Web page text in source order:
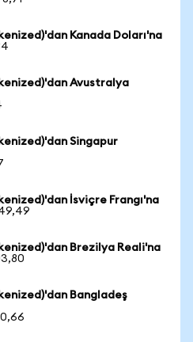
Kanada Doları'na
Avustralya
Singapur
İsviçre Frangı'na
Brezilya Reali'na
Bangladeş